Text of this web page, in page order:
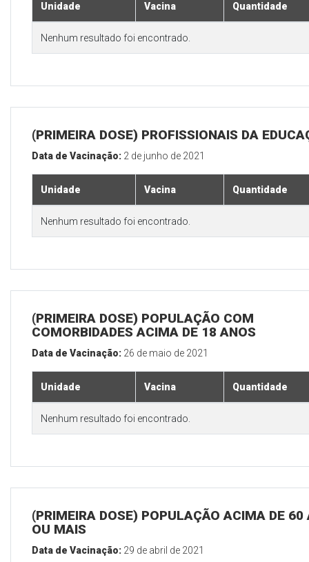
Unidade Vacina Quantidade
Nenhum resultado foi encontrado.
(PRIMEIRA DOSE) PROFISSIONAIS DA
Data de Vacinação: 2 de junho de 2021
Unidade Vacina Quantidade
Nenhum resultado foi encontrado.
(PRIMEIRA DOSE) POPULAÇÃO COM
COMORBIDADES ACIMA DE 18 ANOS
Data de Vacinação: 26 de maio de 2021
Unidade Vacina Quantidade
Nenhum resultado foi encontrado.
(PRIMEIRA DOSE) POPULAÇÃO ACIMA DE 60
OU MAIS
Data de Vacinação: 29 de abril de 2021